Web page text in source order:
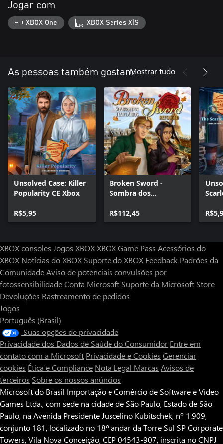
Jogar com
XBOX One XBOX Series X|S
As pessoas também gostamMostrar tudo
Unsolved Case: Killer
Popularity CE Xbox
R$5,95
Broken Sword -
Sombra dos
R$112,45
XBOX consoles Jogos XBOXXBOX Game Pass Acessórios do
XBOX Notícias do XBOX Suporte do XBOX Feedback Padrões da
ComunidadeAviso de potenciais convulsões por
fotossensibilidadeConta Microsoft Suporte da Microsoft Store
Devoluções Rastreamento de pedidos
Jogos
Português (Brasil)
Suas opções de privacidade
Privacidade dos Dados de Saúde do Consumidor Entre em
contato com a Microsoft Privacidade e Cookies Gerenciar
cookies Ética e Compliance Nota Legal Marcas Avisos de
terceiros Sobre os nossos anúncios
Microsoft do Brasil Importação e Comércio de Software e Vídeo
Games Ltda., com sede na cidade de São Paulo, Estado de São
Paulo, na Avenida Presidente Juscelino Kubitschek, nº 1.909,
conjunto 181, localizado no 18º andar da Torre Sul SP Corporate
Towers, Vila Nova Conceição, CEP 04543-907, inscrita no CNPJ